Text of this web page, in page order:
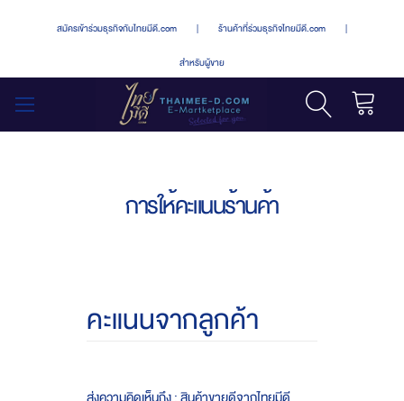
สมัครเข้าร่วมธุรกิจกับไทยมีดี.com | ร้านค้าที่ร่วมธุรกิจไทยมีดี.com |
สำหรับผู้ขาย
การให้คะแนนร้านค้า
คะแนนจากลูกค้า